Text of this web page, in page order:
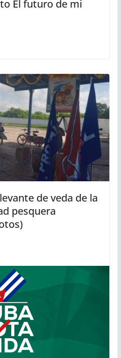
El futuro de mi
de veda de la
pesquera